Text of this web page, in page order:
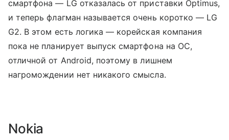
смартфона — LG отказалась от приставки Optimus,
и теперь флагман называется очень коротко — LG
G2. В этом есть логика — корейская компания
пока не планирует выпуск смартфона на ОС,
отличной от Android, поэтому в лишнем
нагромождении нет никакого смысла.
Nokia